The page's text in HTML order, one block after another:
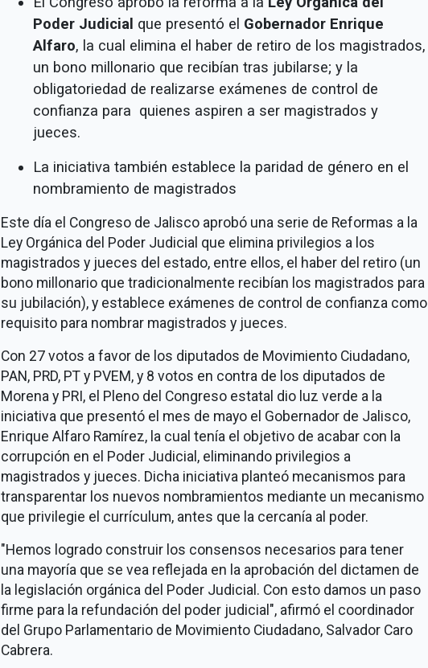
Poder Judicial que presentó el Gobernador Enrique
Alfaro, la cual elimina el haber de retiro de los magistrados,
un bono millonario que recibían tras jubilarse; y la
obligatoriedad de realizarse exámenes de control de
confianza para quienes aspiren a ser magistrados y
jueces.
La iniciativa también establece la paridad de género en el
nombramiento de magistrados
Este día el Congreso de Jalisco aprobó una serie de Reformas a la
Ley Orgánica del Poder Judicial que elimina privilegios a los
magistrados y jueces del estado, entre ellos, el haber del retiro (un
bono millonario que tradicionalmente recibían los magistrados para
su jubilación), y establece exámenes de control de confianza como
requisito para nombrar magistrados y jueces.
Con 27 votos a favor de los diputados de Movimiento Ciudadano,
PAN, PRD, PT y PVEM, y 8 votos en contra de los diputados de
Morena y PRI, el Pleno del Congreso estatal dio luz verde a la
iniciativa que presentó el mes de mayo el Gobernador de Jalisco,
Enrique Alfaro Ramírez, la cual tenía el objetivo de acabar con la
corrupción en el Poder Judicial, eliminando privilegios a
magistrados y jueces. Dicha iniciativa planteó mecanismos para
transparentar los nuevos nombramientos mediante un mecanismo
que privilegie el currículum, antes que la cercanía al poder.
"Hemos logrado construir los consensos necesarios para tener
una mayoría que se vea reflejada en la aprobación del dictamen de
la legislación orgánica del Poder Judicial. Con esto damos un paso
firme para la refundación del poder judicial", afirmó el coordinador
del Grupo Parlamentario de Movimiento Ciudadano, Salvador Caro
Cabrera.